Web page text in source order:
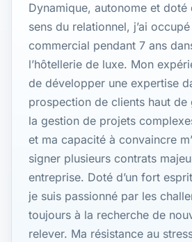
Dynamique, autonome et doté
sens du relationnel, j’ai
commercial pendant 7 ans
l’hôtellerie de luxe. Mon
de développer une expertise
prospection de clients haut de
la gestion de projets
et ma capacité à convaincre
signer plusieurs contrats
entreprise. Doté d’un fort
je suis passionné par les
toujours à la recherche de
relever. Ma résistance au